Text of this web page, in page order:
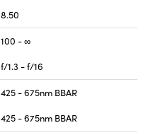
8.50
100 - ∞
f/1.3 - f/16
425 - 675nm BBAR
425 - 675nm BBAR